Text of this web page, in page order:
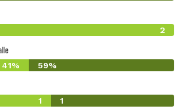
2
41% 59%
1 1